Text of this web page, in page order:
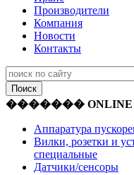
Производители
Компания
Новости
Контакты
������� ONLINE
Аппаратура
Вилки, розетки и
специальные
Датчики/сенсоры